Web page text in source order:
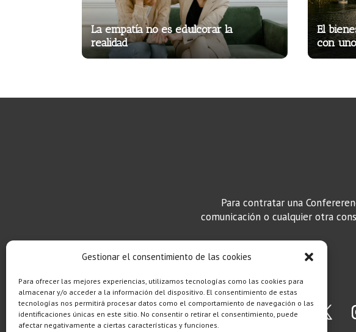
Gestionar el consentimiento de las cookies
Para ofrecer las mejores experiencias, utilizamos tecnologías como las cookies para
almacenar y/o acceder a la información del dispositivo. El consentimiento de estas
tecnologías nos permitirá procesar datos como el comportamiento de navegación o las
identificaciones únicas en este sitio. No consentir o retirar el consentimiento, puede
afectar negativamente a ciertas características y funciones.
La empatía no es edulcorar la
realidad
El
con
Para contratar una
comunicación o cualquier otra